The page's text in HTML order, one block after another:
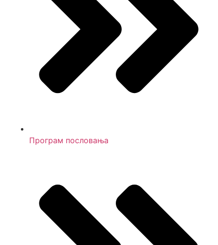
Програм пословања